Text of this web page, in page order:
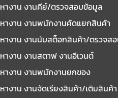
หางาน งานคีย์/ตรวจสอบข้อมูล
หางาน งานพนักงานคัดแยกสินค้า
หางาน งานนับสต็อกสินค้า/ตรวจส
หางาน งานสตาฟ งานอีเวนต์
หางาน งานพนักงานยกของ
หางาน งานจัดเรียงสินค้า/เติมสินค้า